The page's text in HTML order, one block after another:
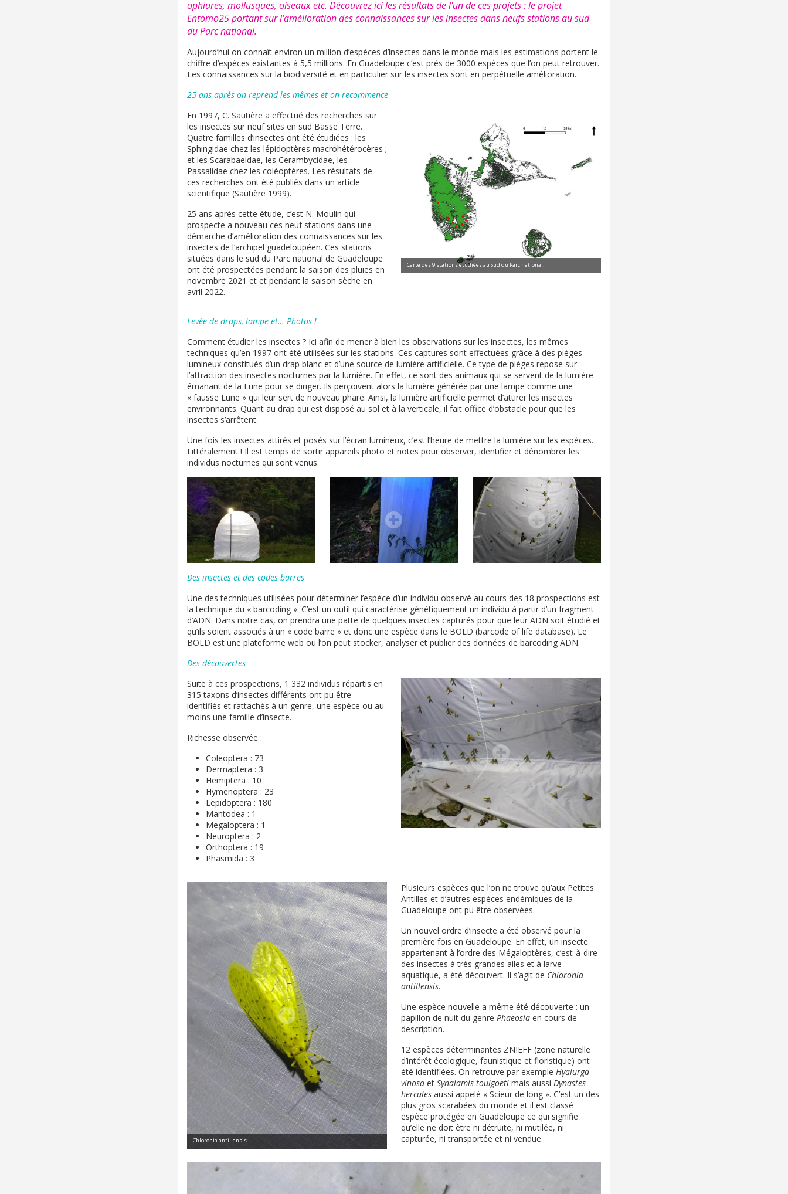
ophiures, mollusques, oiseaux etc. Découvrez ici les résultats de l'un de ces projets : le projet
Entomo25 portant sur l'amélioration des connaissances sur les insectes dans neufs stations au sud
du Parc national.
Aujourd’hui on connaît environ un million d’espèces d’insectes dans le monde mais les estimations portent le
chiffre d’espèces existantes à 5,5 millions. En Guadeloupe c’est près de 3000 espèces que l’on peut retrouver.
Les connaissances sur la biodiversité et en particulier sur les insectes sont en perpétuelle amélioration.
25 ans après on reprend les mêmes et on recommence
En 1997, C. Sautière a effectué des recherches sur
les insectes sur neuf sites en sud Basse Terre.
Quatre familles d’insectes ont été étudiées : les
Sphingidae chez les lépidoptères macrohétérocères ;
et les Scarabaeidae, les Cerambycidae, les
Passalidae chez les coléoptères. Les résultats de
ces recherches ont été publiés dans un article
scientifique (Sautière 1999).
25 ans après cette étude, c’est N. Moulin qui
prospecte a nouveau ces neuf stations dans une
démarche d’amélioration des connaissances sur les
insectes de l’archipel guadeloupéen. Ces stations
situées dans le sud du Parc national de Guadeloupe
ont été prospectées pendant la saison des pluies en
novembre 2021 et et pendant la saison sèche en
avril 2022.
Carte des 9 stations étudiées au Sud du Parc national.
Levée de draps, lampe et… Photos !
Comment étudier les insectes ? Ici afin de mener à bien les observations sur les insectes, les mêmes
techniques qu’en 1997 ont été utilisées sur les stations. Ces captures sont effectuées grâce à des pièges
lumineux constitués d’un drap blanc et d’une source de lumière artificielle. Ce type de pièges repose sur
l’attraction des insectes nocturnes par la lumière. En effet, ce sont des animaux qui se servent de la lumière
émanant de la Lune pour se diriger. Ils perçoivent alors la lumière générée par une lampe comme une
« fausse Lune » qui leur sert de nouveau phare. Ainsi, la lumière artificielle permet d’attirer les insectes
environnants. Quant au drap qui est disposé au sol et à la verticale, il fait office d’obstacle pour que les
insectes s’arrêtent.
Une fois les insectes attirés et posés sur l’écran lumineux, c’est l’heure de mettre la lumière sur les espèces…
Littéralement ! Il est temps de sortir appareils photo et notes pour observer, identifier et dénombrer les
individus nocturnes qui sont venus.
Des insectes et des codes barres
Une des techniques utilisées pour déterminer l’espèce d’un individu observé au cours des 18 prospections est
la technique du « barcoding ». C’est un outil qui caractérise génétiquement un individu à partir d’un fragment
d’ADN. Dans notre cas, on prendra une patte de quelques insectes capturés pour que leur ADN soit étudié et
qu’ils soient associés à un « code barre » et donc une espèce dans le BOLD (barcode of life database). Le
BOLD est une plateforme web ou l’on peut stocker, analyser et publier des données de barcoding ADN.
Des découvertes
Suite à ces prospections, 1 332 individus répartis en
315 taxons d’insectes différents ont pu être
identifiés et rattachés à un genre, une espèce ou au
moins une famille d’insecte.
Richesse observée :
Coleoptera : 73
Dermaptera : 3
Hemiptera : 10
Hymenoptera : 23
Lepidoptera : 180
Mantodea : 1
Megaloptera : 1
Neuroptera : 2
Orthoptera : 19
Phasmida : 3
Chloronia antillensis
Plusieurs espèces que l’on ne trouve qu’aux Petites
Antilles et d’autres espèces endémiques de la
Guadeloupe ont pu être observées.
Un nouvel ordre d’insecte a été observé pour la
première fois en Guadeloupe. En effet, un insecte
appartenant à l’ordre des Mégaloptères, c’est-à-dire
des insectes à très grandes ailes et à larve
aquatique, a été découvert. Il s’agit de Chloronia
antillensis.
Une espèce nouvelle a même été découverte : un
papillon de nuit du genre Phaeosia en cours de
description.
12 espèces déterminantes ZNIEFF (zone naturelle
d’intérêt écologique, faunistique et floristique) ont
été identifiées. On retrouve par exemple Hyalurga
vinosa et Synalamis toulgoeti mais aussi Dynastes
hercules aussi appelé « Scieur de long ». C’est un des
plus gros scarabées du monde et il est classé
espèce protégée en Guadeloupe ce qui signifie
qu’elle ne doit être ni détruite, ni mutilée, ni
capturée, ni transportée et ni vendue.